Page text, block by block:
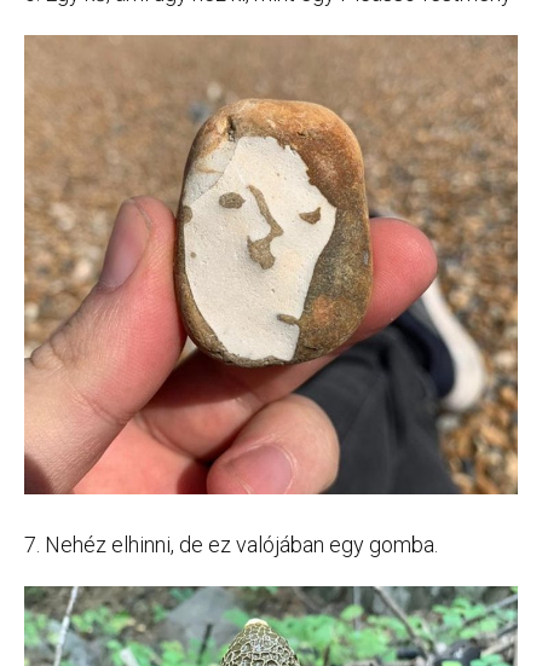
7. Nehéz elhinni, de ez valójában egy gomba.